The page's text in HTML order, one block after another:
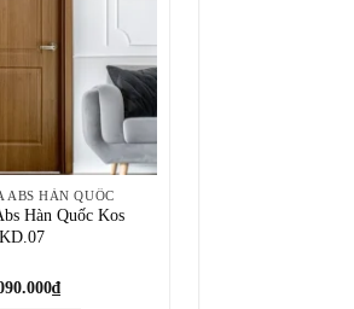
ABS HÀN QUỐC
Hàn Quốc Kos
KD.07
₫